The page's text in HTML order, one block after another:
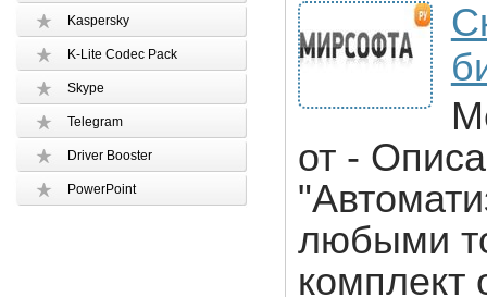
Kaspersky
K-Lite Codec Pack
Skype
Telegram
Driver Booster
PowerPoint
от -
любыми
комплект